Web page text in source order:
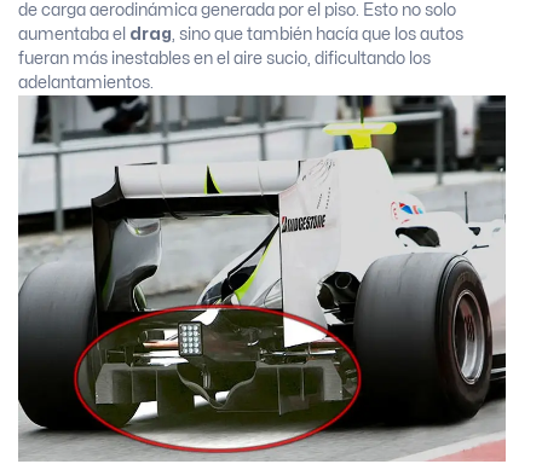
de carga aerodinámica generada por el piso. Esto no solo
aumentaba el drag , sino que también hacía que los autos
fueran más inestables en el aire sucio, dificultando los
adelantamientos.